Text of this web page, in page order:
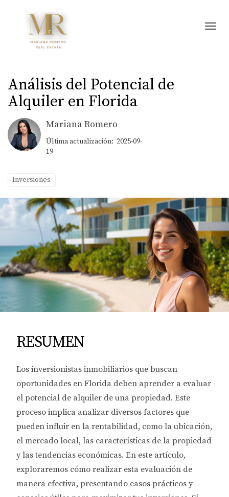
Análisis del Potencial de
Alquiler en Florida
Mariana Romero
Última actualización: 2025-09-
19
Inversiones
RESUMEN
Los inversionistas inmobiliarios que buscan
oportunidades en Florida deben aprender a evaluar
el potencial de alquiler de una propiedad. Este
proceso implica analizar diversos factores que
pueden influir en la rentabilidad, como la ubicación,
el mercado local, las características de la propiedad
y las tendencias económicas. En este artículo,
exploraremos cómo realizar esta evaluación de
manera efectiva, presentando casos prácticos y